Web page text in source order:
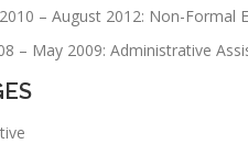
– August 2012: Non-Formal
– May 2009: Administrative